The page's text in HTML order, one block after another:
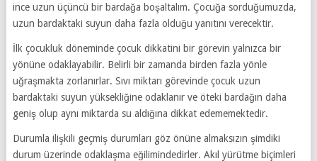
ince uzun üçüncü bir bardağa boşaltalım. Çocuğa sorduğumuzda,
uzun bardaktaki suyun daha fazla olduğu yanıtını verecektir.
İlk çocukluk döneminde çocuk dikkatini bir görevin yalnızca bir
yönüne odaklayabilir. Belirli bir zamanda birden fazla yönle
uğraşmakta zorlanırlar. Sıvı miktarı görevinde çocuk uzun
bardaktaki suyun yüksekliğine odaklanır ve öteki bardağın daha
geniş olup aynı miktarda su aldığına dikkat edememektedir.
Durumla ilişkili geçmiş durumları göz önüne almaksızın şimdiki
durum üzerinde odaklaşma eğilimindedirler. Akıl yürütme biçimleri